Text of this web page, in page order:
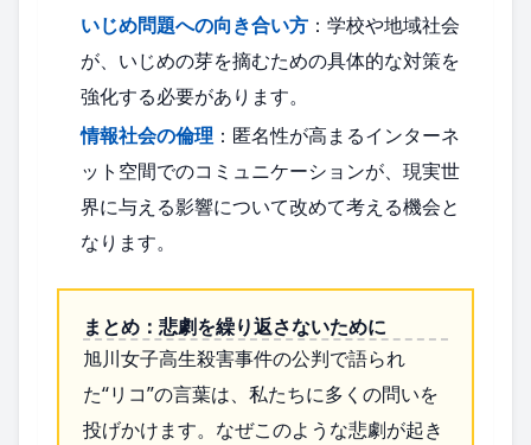
いじめ問題への向き合い方 ：学校や地域社会
が、いじめの芽を摘むための具体的な対策を
強化する必要があります。
情報社会の倫理 ：匿名性が高まるインターネ
ット空間でのコミュニケーションが、現実世
界に与える影響について改めて考える機会と
なります。
まとめ：悲劇を繰り返さないために
旭川女子高生殺害事件の公判で語られ
た“リコ”の言葉は、私たちに多くの問いを
投げかけます。なぜこのような悲劇が起き